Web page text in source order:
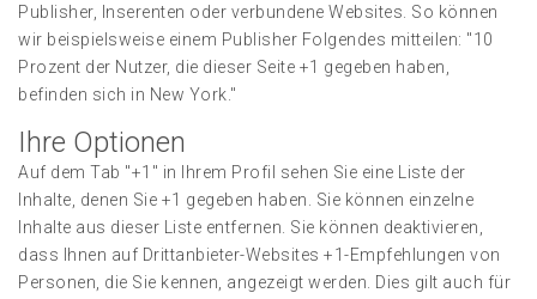
Publisher, Inserenten oder verbundene Websites. So können
wir beispielsweise einem Publisher Folgendes mitteilen: "10
Prozent der Nutzer, die dieser Seite +1 gegeben haben,
befinden sich in New York."
Ihre Optionen
Auf dem Tab "+1" in Ihrem Profil sehen Sie eine Liste der
Inhalte, denen Sie +1 gegeben haben. Sie können einzelne
Inhalte aus dieser Liste entfernen. Sie können deaktivieren,
dass Ihnen auf Drittanbieter-Websites +1-Empfehlungen von
Personen, die Sie kennen, angezeigt werden. Dies gilt auch für